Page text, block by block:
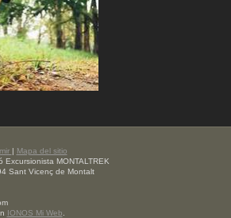
| Mapa del sitio
Excursionista MONTALTREK
Sant Vicenç de Montalt
IONOS Mi Web